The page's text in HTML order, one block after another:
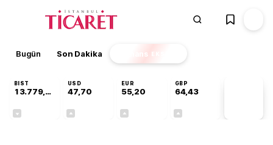
Bugün Son Dakika Finans EKSTRA
BIST
13.779,39
USD
47,70
EUR
55,20
GBP
64,43